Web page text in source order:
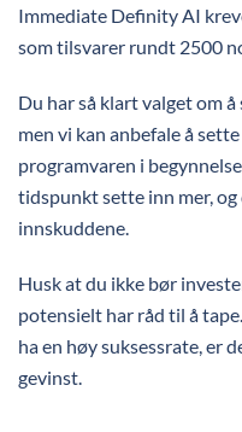
Immediate Definity AI
som tilsvarer rundt 2500
Du har så klart valget om
men vi kan anbefale å
programvaren i
tidspunkt sette inn mer,
innskuddene.
Husk at du ikke bør
potensielt har råd til å
ha en høy suksessrate, er
gevinst.